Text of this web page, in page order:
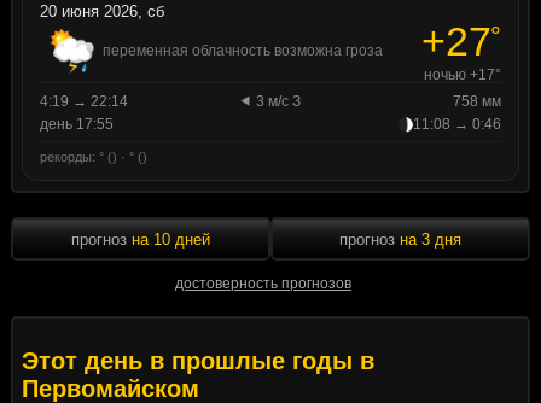
20 июня 2026, сб
переменная облачность возможна гроза +27°
ночью +17°
4:19 → 22:14
3 м/с З
758 мм
день 17:55
11:08 → 0:46
рекорды: ° () · ° ()
прогноз на 10 дней
достоверность прогнозов
прогноз на 3 дня
Этот день в прошлые годы в
Первомайском